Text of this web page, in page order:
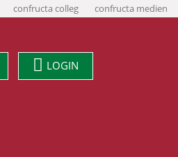
confructa colleg confructa medien
LOGIN